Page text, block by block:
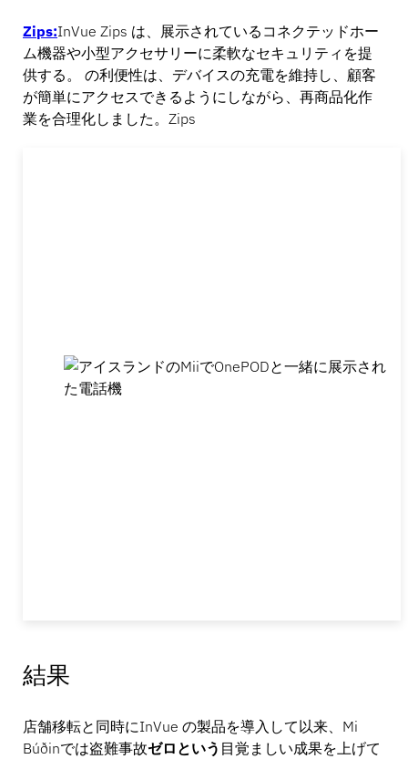
Zips:InVue Zips は、展示されているコネクテッドホー
ム機器や小型アクセサリーに柔軟なセキュリティを提
供する。 の利便性は、デバイスの充電を維持し、顧客
が簡単にアクセスできるようにしながら、再商品化作
業を合理化しました。Zips
結果
店舗移転と同時にInVue の製品を導入して以来、Mi
Búðinでは盗難事故ゼロという 目覚ましい成果を上げて